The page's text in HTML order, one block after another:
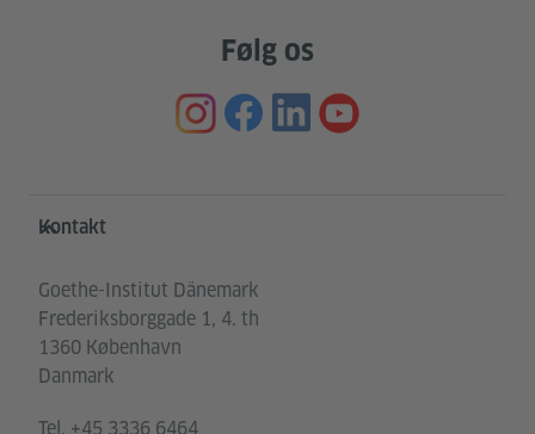
Følg os
Service- und Informationsbereich
Kontakt
Goethe-Institut Dänemark
Frederiksborggade 1, 4. th
1360 København
Danmark
Tel. +45 3336 6464